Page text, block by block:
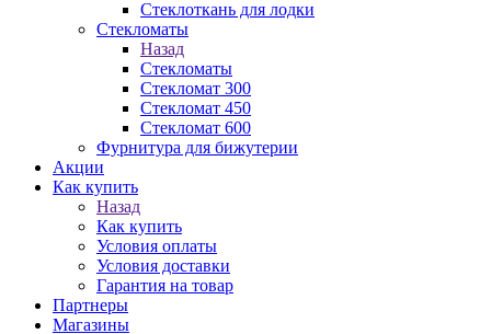
Стеклоткань для лодки
Стекломаты
Назад
Стекломаты
Стекломат 300
Стекломат 450
Стекломат 600
Фурнитура для бижутерии
Акции
Как купить
Назад
Как купить
Условия оплаты
Условия доставки
Гарантия на товар
Партнеры
Магазины